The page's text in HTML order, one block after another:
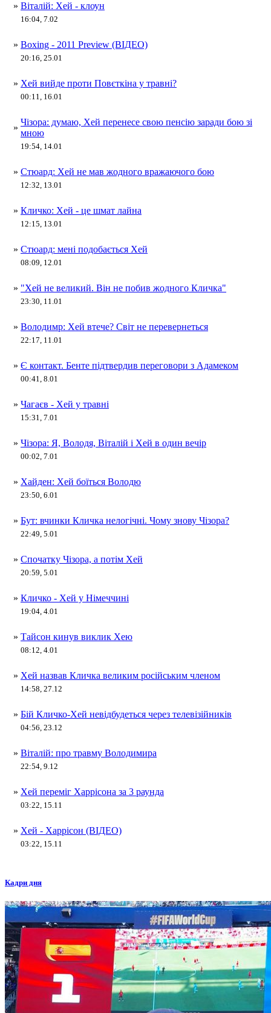
» Віталій: Хей - клоун
16:04, 7.02
» Boxing - 2011 Preview (ВІДЕО)
20:16, 25.01
» Хей вийде проти Повєткіна у травні?
00:11, 16.01
»
Чізора: думаю, Хей перенесе свою пенсію заради бою зі
мною
19:54, 14.01
» Стюард: Хей не мав жодного вражаючого бою
12:32, 13.01
» Кличко: Хей - це шмат лайна
12:15, 13.01
» Стюард: мені подобається Хей
08:09, 12.01
» "Хей не великий. Він не побив жодного Кличка"
23:30, 11.01
» Володимр: Хей втече? Світ не перевернеться
22:17, 11.01
» Є контакт. Бенте підтвердив переговори з Адамеком
00:41, 8.01
» Чагаєв - Хей у травні
15:31, 7.01
» Чізора: Я, Володя, Віталій і Хей в один вечір
00:02, 7.01
» Хайден: Хей боїться Володю
23:50, 6.01
» Бут: вчинки Кличка нелогічні. Чому знову Чізора?
22:49, 5.01
» Спочатку Чізора, а потім Хей
20:59, 5.01
» Кличко - Хей у Німеччині
19:04, 4.01
» Тайсон кинув виклик Хею
08:12, 4.01
» Хей назвав Кличка великим російським членом
14:58, 27.12
» Бій Кличко-Хей невідбудеться через телевізійників
04:56, 23.12
» Віталій: про травму Володимира
22:54, 9.12
» Хей переміг Харрісона за 3 раунда
03:22, 15.11
» Хей - Харрісон (ВІДЕО)
03:22, 15.11
Кадри дня